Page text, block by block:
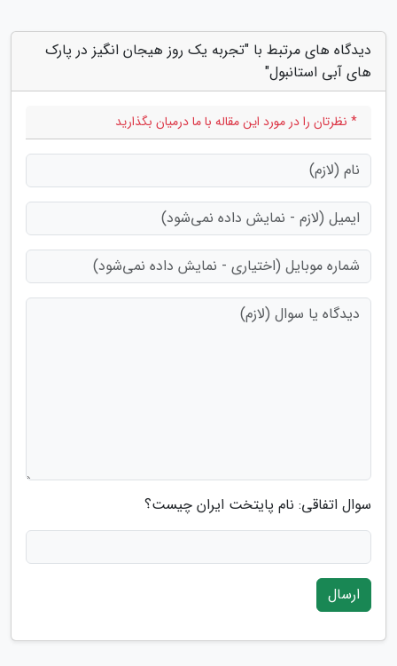
دیدگاه های مرتبط با "تجربه یک روز هیجان انگیز در پارک
های آبی استانبول"
* نظرتان را در مورد این مقاله با ما درمیان بگذارید
سوال اتفاقی: نام پایتخت ایران چیست؟
ارسال